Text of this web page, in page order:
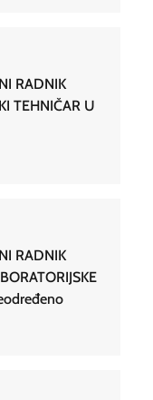
RADNIK
TEHNIČAR U
RADNIK